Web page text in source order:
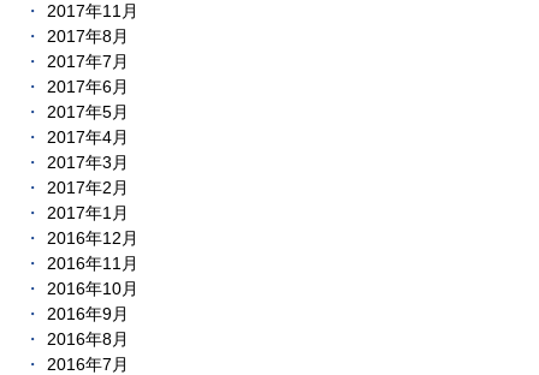
2017年11月
2017年8月
2017年7月
2017年6月
2017年5月
2017年4月
2017年3月
2017年2月
2017年1月
2016年12月
2016年11月
2016年10月
2016年9月
2016年8月
2016年7月